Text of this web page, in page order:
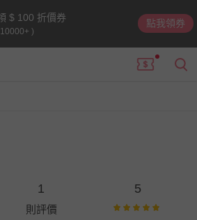
$ 100 折價券
)
點我領券
1
則評價
5